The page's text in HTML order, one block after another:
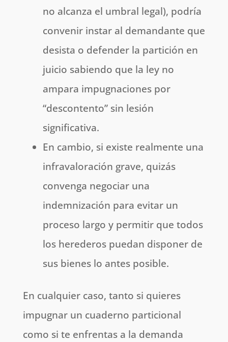
no alcanza el umbral legal), podría
convenir instar al demandante que
desista o defender la partición en
juicio sabiendo que la ley no
ampara impugnaciones por
“descontento” sin lesión
significativa.
En cambio, si existe realmente una
infravaloración grave, quizás
convenga negociar una
indemnización para evitar un
proceso largo y permitir que todos
los herederos puedan disponer de
sus bienes lo antes posible.
En cualquier caso, tanto si quieres
impugnar un cuaderno particional
como si te enfrentas a la demanda